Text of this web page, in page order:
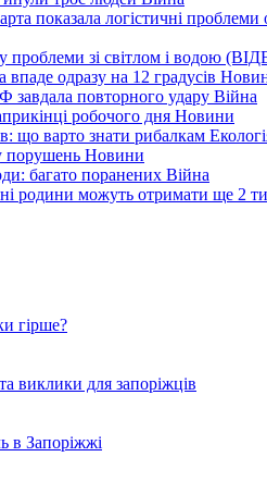
показала логістичні проблеми
проблеми зі світлом і водою
впаде одразу на 12 градусів
завдала повторного удару Війна
робочого дня Новини
що варто знати рибалкам
порушень Новини
багато поранених Війна
родини можуть отримати ще 2
гірше?
виклики для запоріжців
в Запоріжжі